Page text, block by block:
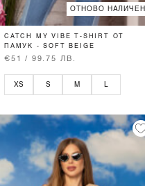
ОТНОВО НАЛИЧЕН
CATCH MY VIBE T-SHIRT ОТ
ПАМУК - SOFT BEIGE
€51 / 99.75 ЛВ.
XS S M L